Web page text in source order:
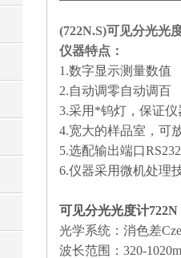
(722N.S)可见分光光
仪器特点：
1.数字显示测量数值
2.自动调零自动调百
3.采用*钨灯，保证
4.宽大的样品室，可
5.选配输出端口
6.仪器采用微机处理
可见分光光度计
光学系统：消色差
波长范围：320-